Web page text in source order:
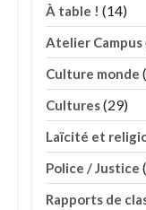
À table ! (14)
Atelier Campus
Culture monde
Cultures(29)
Laïcité et
Police / Justice
Rapports de